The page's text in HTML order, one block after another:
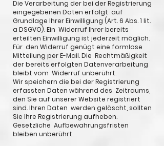
Die Verarbeitung der bei der Registrierung
eingegebenen Daten erfolgt auf
Grundlage Ihrer Einwilligung (Art. 6 Abs. 1 lit.
a DSGVO). Ein Widerruf Ihrer bereits
erteilten Einwilligung ist jederzeit möglich.
Für den Widerruf genügt eine formlose
Mitteilung per E-Mail. Die Rechtmäßigkeit
der bereits erfolgten Datenverarbeitung
bleibt vom Widerruf unberührt.
Wir speichern die bei der Registrierung
erfassten Daten während des Zeitraums,
den Sie auf unserer Website registriert
sind. Ihren Daten werden gelöscht, sollten
Sie Ihre Registrierung aufheben.
Gesetzliche Aufbewahrungsfristen
bleiben unberührt.